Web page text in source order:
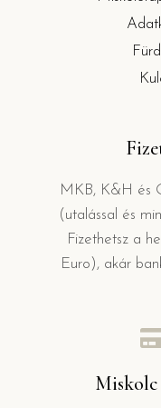
MKB, K&H és
(utalással és
Fizethetsz a
Euro), akár
Miskolc